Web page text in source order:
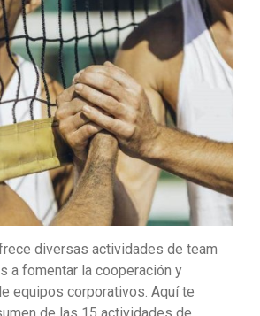
diversas actividades de team
a fomentar la cooperación y
equipos corporativos. Aquí te